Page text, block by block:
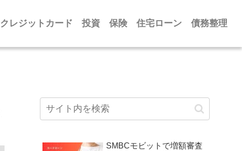
クレジットカード 投資 保険 住宅ローン 債務整理
SMBCモビットで増額審査